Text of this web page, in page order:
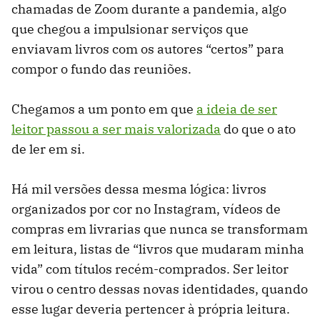
chamadas de Zoom durante a pandemia, algo
que chegou a impulsionar serviços que
enviavam livros com os autores “certos” para
compor o fundo das reuniões.
Chegamos a um ponto em que a ideia de ser
leitor passou a ser mais valorizada do que o ato
de ler em si.
Há mil versões dessa mesma lógica: livros
organizados por cor no Instagram, vídeos de
compras em livrarias que nunca se transformam
em leitura, listas de “livros que mudaram minha
vida” com títulos recém-comprados. Ser leitor
virou o centro dessas novas identidades, quando
esse lugar deveria pertencer à própria leitura.